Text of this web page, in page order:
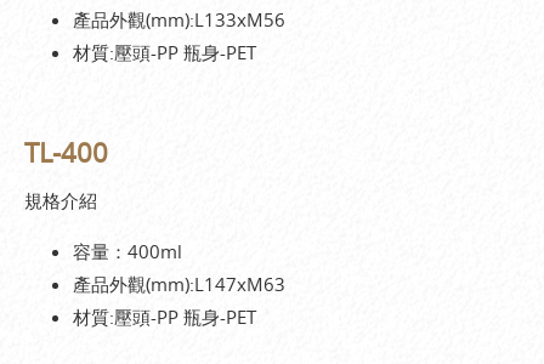
產品外觀(mm):L133xM56
材質:壓頭-PP 瓶身-PET
TL-400
規格介紹
容量：400ml
產品外觀(mm):L147xM63
材質:壓頭-PP 瓶身-PET